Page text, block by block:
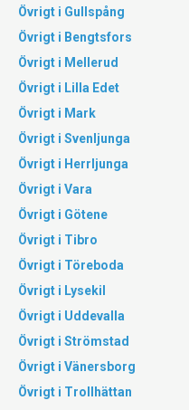
Övrigt i Gullspång
Övrigt i Bengtsfors
Övrigt i Mellerud
Övrigt i Lilla Edet
Övrigt i Mark
Övrigt i Svenljunga
Övrigt i Herrljunga
Övrigt i Vara
Övrigt i Götene
Övrigt i Tibro
Övrigt i Töreboda
Övrigt i Lysekil
Övrigt i Uddevalla
Övrigt i Strömstad
Övrigt i Vänersborg
Övrigt i Trollhättan